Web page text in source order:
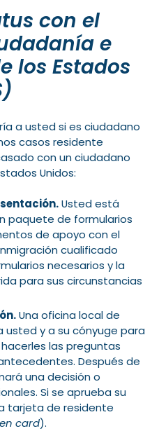
con el
e
los Estados
a usted si es ciudadano
casos residente
con un ciudadano
Unidos:
Usted está
paquete de formularios
de apoyo con el
cualificado
necesarios y la
para sus circunstancias
Una oficina local de
usted y a su cónyuge para
las preguntas
Después de
una decisión o
Si se aprueba su
tarjeta de residente
card).